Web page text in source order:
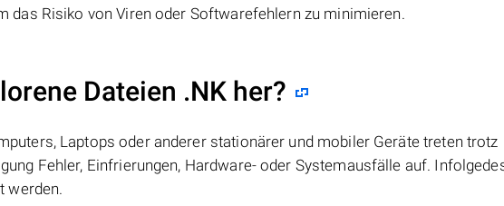
das Risiko von Viren oder Softwarefehlern zu minimieren.
Dateien .NK her?
Laptops oder anderer stationärer und mobiler Geräte treten trotz
Fehler, Einfrierungen, Hardware- oder Systemausfälle auf.
werden.